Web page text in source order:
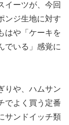
イーツが、今回
ンジ生地に対す
はや「ケーキを
でいる」感覚に
りや、ハムサン
でよく買う定番
サンドイッチ類